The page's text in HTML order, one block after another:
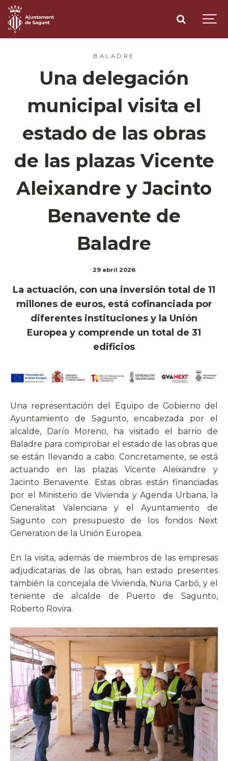
BALADRE
Una delegación
municipal visita el
estado de las obras
de las plazas Vicente
Aleixandre y Jacinto
Benavente de
Baladre
29 abril 2026
La actuación, con una inversión total de 11
millones de euros, está cofinanciada por
diferentes instituciones y la Unión
Europea y comprende un total de 31
edificios
Una representación del Equipo de Gobierno del
Ayuntamiento de Sagunto, encabezada por el
alcalde, Darío Moreno, ha visitado el barrio de
Baladre para comprobar el estado de las obras que
se están llevando a cabo. Concretamente, se está
actuando en las plazas Vicente Aleixandre y
Jacinto Benavente. Estas obras están financiadas
por el Ministerio de Vivienda y Agenda Urbana, la
Generalitat Valenciana y el Ayuntamiento de
Sagunto con presupuesto de los fondos Next
Generation de la Unión Europea.
En la visita, además de miembros de las empresas
adjudicatarias de las obras, han estado presentes
también la concejala de Vivienda, Nuria Carbó, y el
teniente de alcalde de Puerto de Sagunto,
Roberto Rovira.